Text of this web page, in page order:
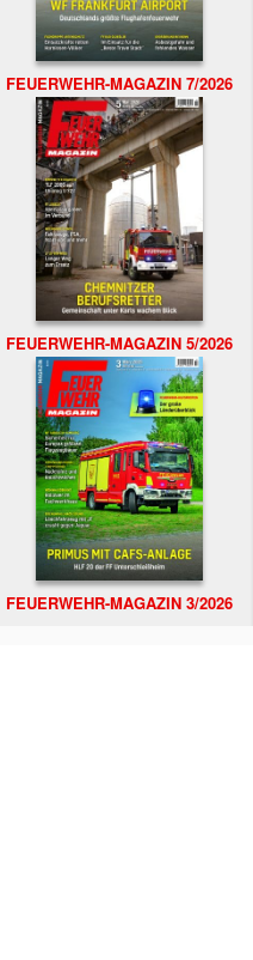
FEUERWEHR-MAGAZIN 7/2026
FEUERWEHR-MAGAZIN 5/2026
FEUERWEHR-MAGAZIN 3/2026